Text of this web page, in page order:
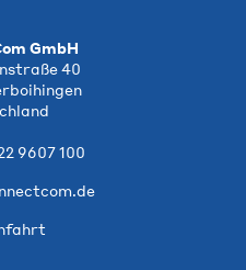
GmbH
40
9607 100